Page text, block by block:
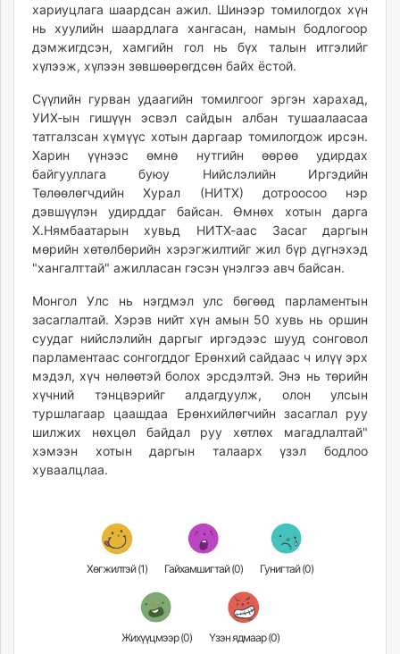
isee.mn
mglradio.com
fact.mn
itoim.mn
tumen.mn
shuum.mn
times.mn
tvmongolia.mn
mass.mn
unegui.mn
assa.mn
toim.mn
paparazzi.mn
unread.today
хариуцлага шаардсан ажил. Шинээр томилогдох хүн
нь хуулийн шаардлага хангасан, намын бодлогоор
дэмжигдсэн, хамгийн гол нь бүх талын итгэлийг
хүлээж, хүлээн зөвшөөрөгдсөн байх ёстой.
Сүүлийн гурван удаагийн томилгоог эргэн харахад,
УИХ-ын гишүүн эсвэл сайдын албан тушаалаасаа
татгалзсан хүмүүс хотын даргаар томилогдож ирсэн.
Харин үүнээс өмнө нутгийн өөрөө удирдах
байгууллага буюу Нийслэлийн Иргэдийн
Төлөөлөгчдийн Хурал (НИТХ) дотроосоо нэр
дэвшүүлэн удирддаг байсан. Өмнөх хотын дарга
Х.Нямбаатарын хувьд НИТХ-аас Засаг даргын
мөрийн хөтөлбөрийн хэрэгжилтийг жил бүр дүгнэхэд
"хангалттай" ажилласан гэсэн үнэлгээ авч байсан.
Монгол Улс нь нэгдмэл улс бөгөөд парламентын
засаглалтай. Хэрэв нийт хүн амын 50 хувь нь оршин
суудаг нийслэлийн даргыг иргэдээс шууд сонговол
парламентаас сонгогддог Ерөнхий сайдаас ч илүү эрх
мэдэл, хүч нөлөөтэй болох эрсдэлтэй. Энэ нь төрийн
хүчний тэнцвэрийг алдагдуулж, олон улсын
туршлагаар цаашдаа Ерөнхийлөгчийн засаглал руу
шилжих нөхцөл байдал руу хөтлөх магадлалтай"
хэмээн хотын даргын талаарх үзэл бодлоо
хуваалцлаа.
Хөгжилтэй (1) Гайхамшигтай (0) Гунигтай (0)
Жихүүцмээр (0) Үзэн ядмаар (0)